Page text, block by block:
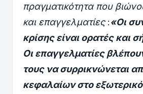
πραγματικότητα που
και επαγγελματίες :«Οι
κρίσης είναι ορατές και
Οι επαγγελματίες
τους να συρρικνώνεται
κεφαλαίων στο εξωτερικό